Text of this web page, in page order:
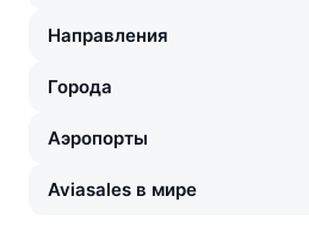
Направления
Города
Аэропорты
Aviasales в мире